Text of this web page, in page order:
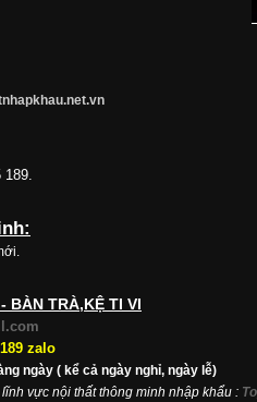
BÀN TRÀ,KỆ TI VI
zalo
ngày ( kể cả ngày nghỉ, ngày lễ)
vực nội thất thông minh nhập khẩu :